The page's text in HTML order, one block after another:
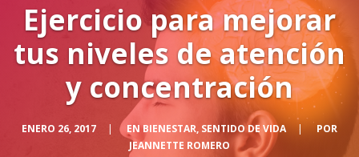
Ejercicio para mejorar
tus niveles de atención
y concentración
ENERO 26, 2017 | ENBIENESTAR, SENTIDO DE VIDA |
POR
JEANNETTE ROMERO